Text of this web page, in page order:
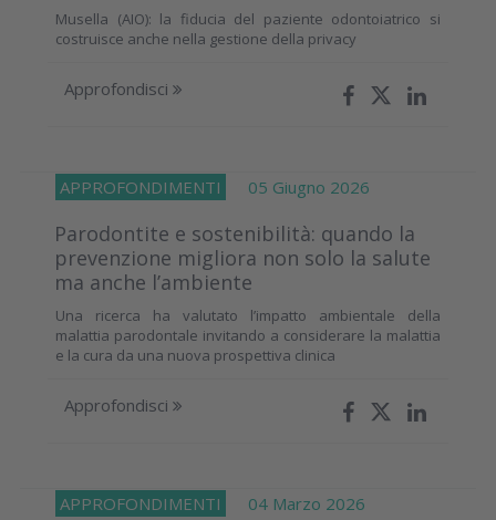
Musella (AIO): la fiducia del paziente odontoiatrico si
costruisce anche nella gestione della privacy
Approfondisci
APPROFONDIMENTI 05 Giugno 2026
Parodontite e sostenibilità: quando la
prevenzione migliora non solo la salute
ma anche l’ambiente
Una ricerca ha valutato l’impatto ambientale della
malattia parodontale invitando a considerare la malattia
e la cura da una nuova prospettiva clinica
Approfondisci
APPROFONDIMENTI 04 Marzo 2026